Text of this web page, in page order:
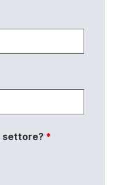
settore? *